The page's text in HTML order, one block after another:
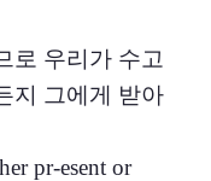
로 우리가 수고
지 그에게 받아
pr-esent or